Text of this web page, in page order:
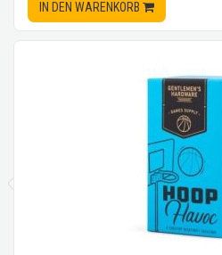
IN DEN WARENKORB